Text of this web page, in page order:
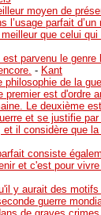
moyen de
l’usage parfait
que celui
parvenu le
- Kant
de la
est d'ordre
Le deuxième
et se justifie
il considère que
consiste
et c'est pour
y aurait des
guerre